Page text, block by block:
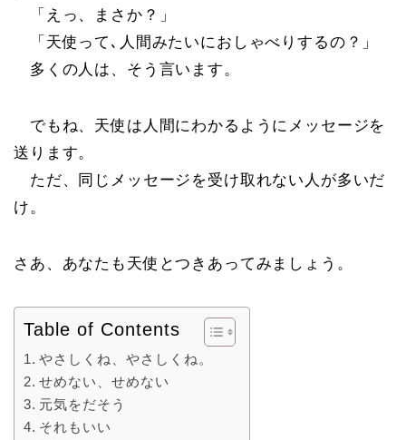
「えっ、まさか？」
「天使って､人間みたいにおしゃべりするの？」
多くの人は、そう言います。
でもね、天使は人間にわかるようにメッセージを
送ります。
ただ、同じメッセージを受け取れない人が多いだ
け。
さあ、あなたも天使とつきあってみましょう。
Table of Contents
やさしくね、やさしくね。
せめない、せめない
元気をだそう
それもいい